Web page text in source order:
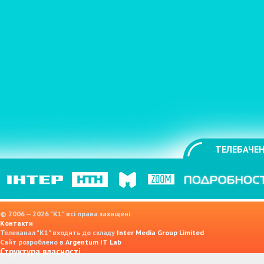
© 2006 — 2026 "K1" всі права захищені.
Контакти
Телеканал "К1" входить до складу Inter Media Group Limited
Сайт розроблено в Argentum IT Lab
Структура власності